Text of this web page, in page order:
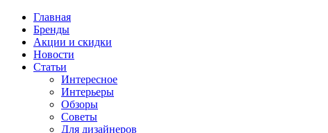
Главная
Бренды
Акции и скидки
Новости
Статьи
Интересное
Интерьеры
Обзоры
Советы
Для дизайнеров